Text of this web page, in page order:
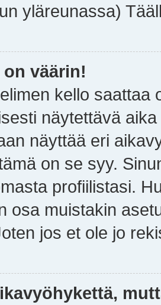
yläreunassa)
väärin!
kello saattaa
näytettävä
näyttää eri
on se syy.
profiilistasi.
osa muistakin
jos et ole jo